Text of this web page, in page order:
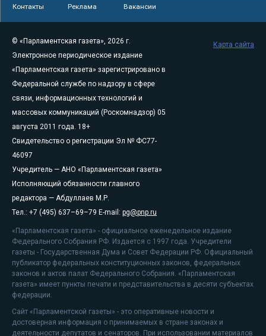
Контакты Реклама Вакансии
© «Парламентская газета», 2026 г.
Электронное периодическое издание
«Парламентская газета» зарегистрировано в
Федеральной службе по надзору в сфере
связи, информационных технологий и
массовых коммуникаций (Роскомнадзор) 05
августа 2011 года. 18+
Свидетельство о регистрации Эл № ФС77-
46097
Учредитель — АНО «Парламентская газета»
Исполняющий обязанности главного
редактора — Абдуллаев М.Р.
Тел.: +7 (495) 637–69–79 E-mail: pg@pnp.ru
«Парламентская газета» - официальное еженедельное издание
Федерального Собрания РФ. Издается с 1997 года. Учредители
газеты - Государственная Дума и Совет Федерации РФ. Официальный
публикатор федеральных конституционных законов, федеральных
законов и актов палат Федерального Собрания. «Парламентская
газета» имеет пункты печати и представительства в десяти субъектах
федерации.
Сайт «Парламентской газеты» - это оперативные новости и
достоверная информация о принимаемых в стране законах и
деятельности депутатов и сенаторов. При использовании материалов
Карта сайта